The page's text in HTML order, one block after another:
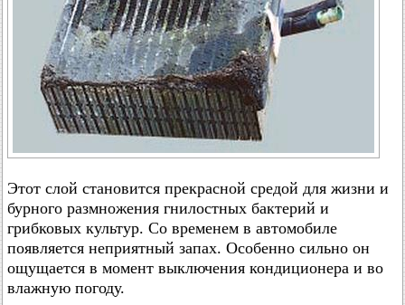
Этот слой становится прекрасной средой для жизни и
бурного размножения гнилостных бактерий и
грибковых культур. Со временем в автомобиле
появляется неприятный запах. Особенно сильно он
ощущается в момент выключения кондиционера и во
влажную погоду.